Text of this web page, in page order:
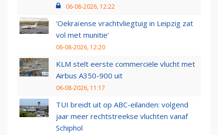
06-08-2026, 12:22
'Oekraïense vrachtvliegtuig in Leipzig zat
vol met munitie'
06-08-2026, 12:20
KLM stelt eerste commerciële vlucht met
Airbus A350-900 uit
06-08-2026, 11:17
TUI breidt uit op ABC-eilanden: volgend
jaar meer rechtstreekse vluchten vanaf
Schiphol